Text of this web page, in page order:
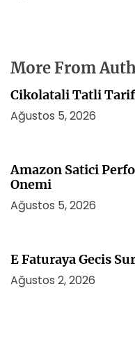
More From
Cikolatali Tatli
Ağustos 5, 2026
Amazon Satici
Onemi
Ağustos 5, 2026
E Faturaya Gecis
Ağustos 2, 2026